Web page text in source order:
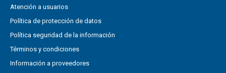
Atención a usuarios
Política de protección de datos
Política seguridad de la información
Términos y condiciones
Información a proveedores